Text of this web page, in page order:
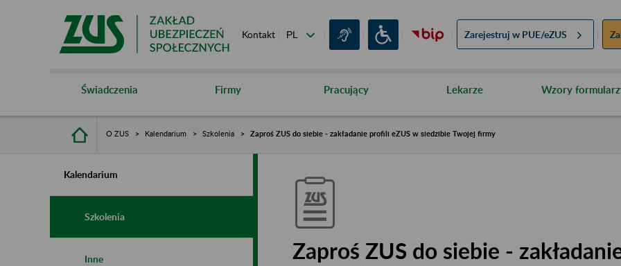
Kontakt Zarejestruj w PUE/eZUS
Świadczenia Firmy Pracujący Lekarze Wzory
O ZUS Kalendarium Szkolenia Zaproś ZUS do siebie - zakładanie profili eZUS w siedzibie Twojej firmy
Kalendarium
Szkolenia
Inne
Zaproś ZUS do siebie -